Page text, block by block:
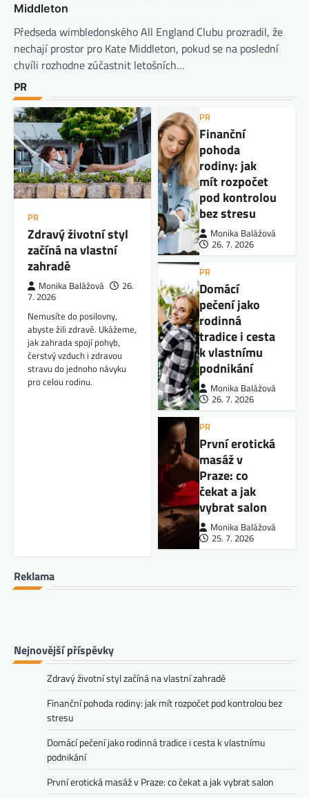
Middleton
Předseda wimbledonského All England Clubu prozradil, že
nechají prostor pro Kate Middleton, pokud se na poslední
chvíli rozhodne zúčastnit letošních…
PR
PR
Zdravý životní styl
začíná na vlastní
zahradě
Monika Balážová
26.
7. 2026
Nemusíte do posilovny,
abyste žili zdravě. Ukážeme,
jak zahrada spojí pohyb,
čerstvý vzduch i zdravou
stravu do jednoho návyku
pro celou rodinu.
PR
Finanční
pohoda
rodiny: jak
mít rozpočet
pod kontrolou
bez stresu
Monika Balážová
26. 7. 2026
PR
Domácí
pečení jako
rodinná
tradice i cesta
k vlastnímu
podnikání
Monika Balážová
26. 7. 2026
PR
První erotická
masáž v
Praze: co
čekat a jak
vybrat salon
Monika Balážová
25. 7. 2026
Reklama
Nejnovější příspěvky
Zdravý životní styl začíná na vlastní zahradě
Finanční pohoda rodiny: jak mít rozpočet pod kontrolou bez
stresu
Domácí pečení jako rodinná tradice i cesta k vlastnímu
podnikání
První erotická masáž v Praze: co čekat a jak vybrat salon